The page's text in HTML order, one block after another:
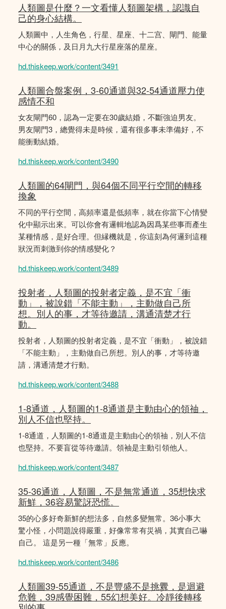
人類圖是什麼？一文看懂人類圖架構，認識自
己的身心結構。
人類圖中，人生角色，行星、星座、十二宫、閘門、能量
中心的關係，及日月九大行星座落的星座。
hd.thiskeep.work/content/3491
人類圖合盤案例，3-60通道與32-54通道壓力使
感情不和
女友閘門60，認為一定要在30歲結婚，不斷強迫男友。
男友閘門3，總覺得未是時候，還有很多事未準備好，不
能衝動結婚。
hd.thiskeep.work/content/3490
人類圖的64閘門，與64個不同平行空間的轉移
換象
不同的平行空間，高頻率還是低頻率，就在你當下心情變
化中顯示出來。可以你會有邏輯地認為因爲某些事而產生
某種情感，是好合理。但縁機就是，你這刻為何邏到這種
狀況而刺激到你的情感變化？
hd.thiskeep.work/content/3489
投射者，人類圖的投射者定義，是不宜「衝
動」，被說錯「不能主動」，主動做自己所
想。別人的事，才等待邀請，溝通清楚才行
動。
投射者，人類圖的投射者定義，是不宜「衝動」，被說錯
「不能主動」，主動做自己所想。別人的事，才等待邀
請，溝通清楚才行動。
hd.thiskeep.work/content/3488
1-8通道，人類圖的1-8通道是主動由心的領䄂，
別人不信也堅持。
1-8通道，人類圖的1-8通道是主動由心的領䄂，別人不信
也堅持。不要盲從等待邀請。領袖是主動引領他人。
hd.thiskeep.work/content/3487
35-36通道，人類圖，不是無常通道，35想快求
新鮮，36容易驚訝恐慌。
35的心多好奇新鮮的想法多，自然多變無常。36小事大
驚小怪，小問題說得嚴重，好像常常有災禍，其實自己嚇
自己。 這是另一種「無常」反應。
hd.thiskeep.work/content/3486
人類圖39-55通道，不是豐盛不是挑釁，是迴避
危難，39感覺困難，55幻想美好。冷靜後轉移